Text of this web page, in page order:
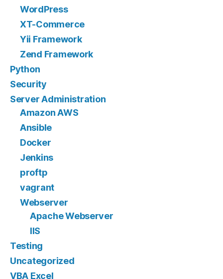
WordPress
XT-Commerce
Yii Framework
Zend Framework
Python
Security
Server Administration
Amazon AWS
Ansible
Docker
Jenkins
proftp
vagrant
Webserver
Apache Webserver
IIS
Testing
Uncategorized
VBA Excel